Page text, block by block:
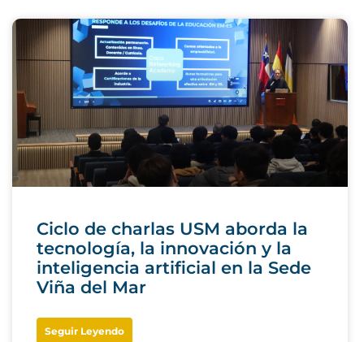
Ciclo de charlas USM aborda la
tecnología, la innovación y la
inteligencia artificial en la Sede
Viña del Mar
Seguir Leyendo